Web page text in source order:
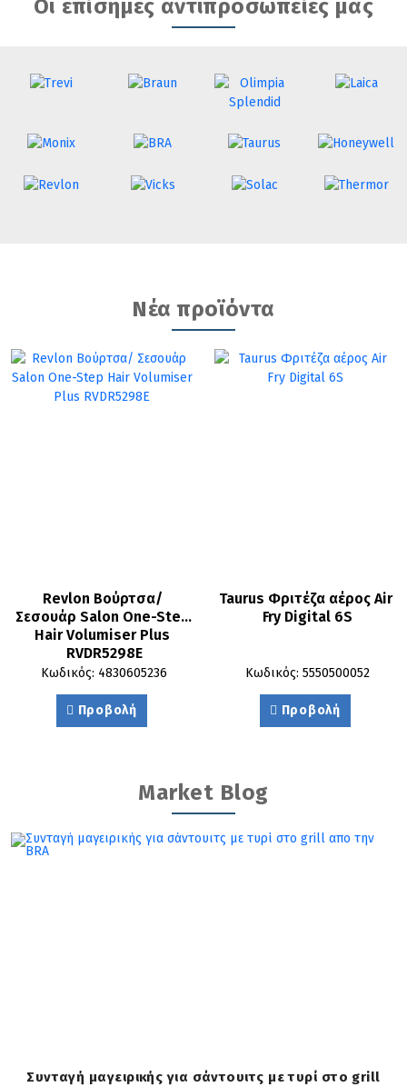
Οι επίσημες αντιπροσωπείες μας
Νέα προϊόντα
Revlon Βούρτσα/
Σεσουάρ Salon One-Step
Hair Volumiser Plus
RVDR5298E
Κωδικός: 4830605236
Προβολή
Taurus Φριτέζα αέρος Air
Fry Digital 6S
Κωδικός: 5550500052
Προβολή
Market Blog
Συνταγή μαγειρικής για σάντουιτς με τυρί στο grill